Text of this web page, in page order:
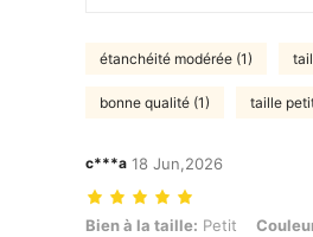
étanchéité modérée (1)
bonne qualité (1) taille
c***a 18 Jun,2026
Bien à la taille: Petit, Couleur:
Bien à la taille: Petit